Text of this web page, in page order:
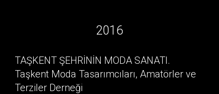
2016
TAŞKENT ŞEHRİNİN MODA SANATI.
Taşkent Moda Tasarımcıları, Amatörler ve
Terziler Derneği